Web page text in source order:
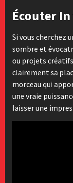
Écouter
Si vous cherchez
sombre et
ou projets
clairement sa
morceau qui
une vraie
laisser une